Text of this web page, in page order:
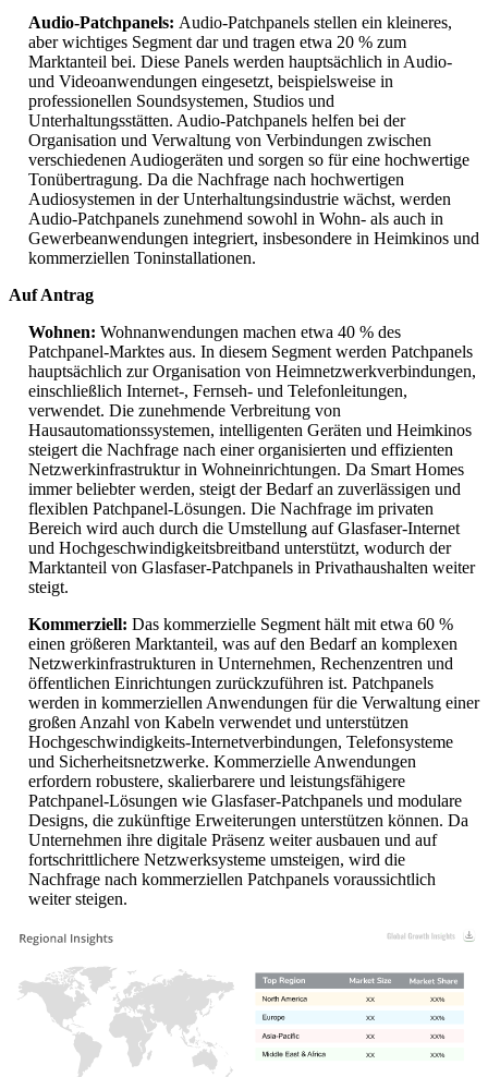
Audio-Patchpanels: Audio-Patchpanels stellen ein kleineres,
aber wichtiges Segment dar und tragen etwa 20 % zum
Marktanteil bei. Diese Panels werden hauptsächlich in Audio-
und Videoanwendungen eingesetzt, beispielsweise in
professionellen Soundsystemen, Studios und
Unterhaltungsstätten. Audio-Patchpanels helfen bei der
Organisation und Verwaltung von Verbindungen zwischen
verschiedenen Audiogeräten und sorgen so für eine hochwertige
Tonübertragung. Da die Nachfrage nach hochwertigen
Audiosystemen in der Unterhaltungsindustrie wächst, werden
Audio-Patchpanels zunehmend sowohl in Wohn- als auch in
Gewerbeanwendungen integriert, insbesondere in Heimkinos und
kommerziellen Toninstallationen.
Auf Antrag
Wohnen: Wohnanwendungen machen etwa 40 % des
Patchpanel-Marktes aus. In diesem Segment werden Patchpanels
hauptsächlich zur Organisation von Heimnetzwerkverbindungen,
einschließlich Internet-, Fernseh- und Telefonleitungen,
verwendet. Die zunehmende Verbreitung von
Hausautomationssystemen, intelligenten Geräten und Heimkinos
steigert die Nachfrage nach einer organisierten und effizienten
Netzwerkinfrastruktur in Wohneinrichtungen. Da Smart Homes
immer beliebter werden, steigt der Bedarf an zuverlässigen und
flexiblen Patchpanel-Lösungen. Die Nachfrage im privaten
Bereich wird auch durch die Umstellung auf Glasfaser-Internet
und Hochgeschwindigkeitsbreitband unterstützt, wodurch der
Marktanteil von Glasfaser-Patchpanels in Privathaushalten weiter
steigt.
Kommerziell: Das kommerzielle Segment hält mit etwa 60 %
einen größeren Marktanteil, was auf den Bedarf an komplexen
Netzwerkinfrastrukturen in Unternehmen, Rechenzentren und
öffentlichen Einrichtungen zurückzuführen ist. Patchpanels
werden in kommerziellen Anwendungen für die Verwaltung einer
großen Anzahl von Kabeln verwendet und unterstützen
Hochgeschwindigkeits-Internetverbindungen, Telefonsysteme
und Sicherheitsnetzwerke. Kommerzielle Anwendungen
erfordern robustere, skalierbarere und leistungsfähigere
Patchpanel-Lösungen wie Glasfaser-Patchpanels und modulare
Designs, die zukünftige Erweiterungen unterstützen können. Da
Unternehmen ihre digitale Präsenz weiter ausbauen und auf
fortschrittlichere Netzwerksysteme umsteigen, wird die
Nachfrage nach kommerziellen Patchpanels voraussichtlich
weiter steigen.
XX%
XX
XX%
XX
XX%
XX
XX%
XX